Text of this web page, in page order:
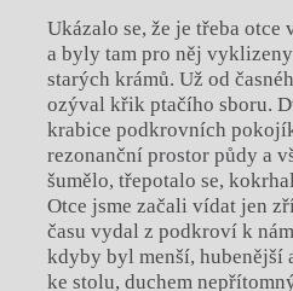
Ukázalo se, že je třeba
a byly tam pro něj
starých krámů. Už od
ozýval křik ptačího sboru.
krabice podkrovních
rezonanční prostor půdy a
šumělo, třepotalo se,
Otce jsme začali vídat jen
času vydal z podkroví k
kdyby byl menší, hubenější
ke stolu, duchem